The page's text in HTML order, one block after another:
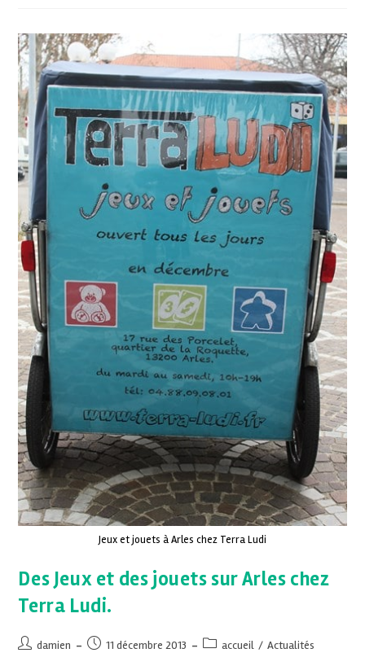
Jeux et jouets à Arles chez Terra Ludi
Des Jeux et des jouets sur Arles chez
Terra Ludi.
damien 11 décembre 2013 accueil / Actualités